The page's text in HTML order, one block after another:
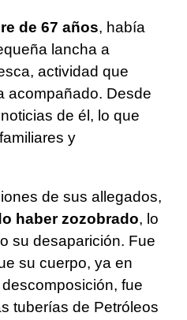
de 67 años, había
lancha a
actividad que
acompañado. Desde
de él, lo que
y
de sus allegados,
haber zozobrado, lo
su desaparición. Fue
su cuerpo, ya en
fue
tuberías de Petróleos